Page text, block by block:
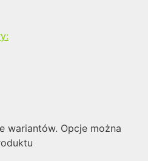
wariantów. Opcje można